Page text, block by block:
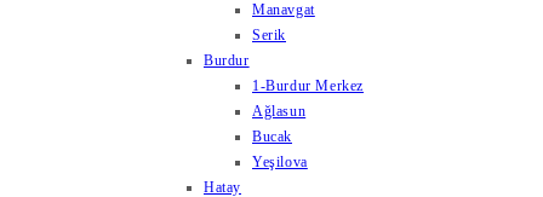
Manavgat
Serik
Burdur
1-Burdur Merkez
Ağlasun
Bucak
Yeşilova
Hatay